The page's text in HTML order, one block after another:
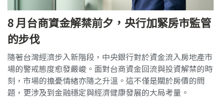
8 月台商資金解禁前夕，央行加緊房市監管
的步伐
隨著台灣經濟步入新階段，中央銀行對於資金流入房地產市
場的警戒態度愈發嚴峻。面對台商資金回流與投資解禁的時
刻，市場的擔憂情緒亦隨之升溫。這不僅是關於房價的問
題，更涉及到金融穩定與經濟健康發展的大局考量。